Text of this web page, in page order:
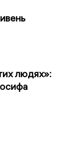
людях»: